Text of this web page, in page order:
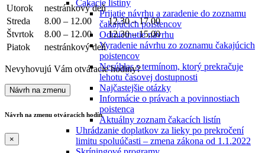
Čakacie listiny
Prijatie návrhu a zaradenie do zoznamu
čakajúcich poistencov
Odmietnutie návrhu
Vyradenie návrhu zo zoznamu čakajúcich
poistencov
Nesúhlas s termínom, ktorý prekračuje
lehotu časovej dostupnosti
Najčastejšie otázky
Informácie o právach a povinnostiach
poistenca
Aktuálny zoznam čakacích listín
Uhrádzanie doplatkov za lieky po prekročení
limitu spoluúčasti – zmena zákona od 1.1.2022
Utorok
nestránkový deň
Streda
8.00 – 12.00
12.30 – 17.00
Štvrtok
8.00 – 12.00
12.30 – 15.00
Piatok
nestránkový deň
Nevyhovujú Vám otváracie hodiny?
Návrh na zmenu
Návrh na zmenu otváracích hodín
×